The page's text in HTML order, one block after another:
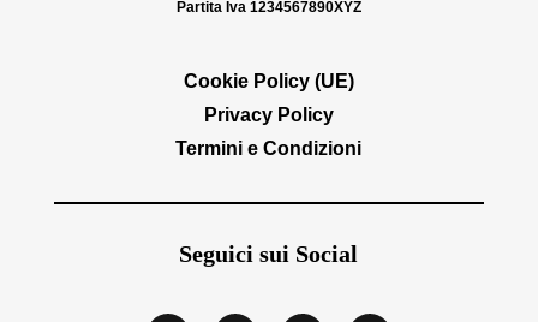
Partita Iva 1234567890XYZ
Cookie Policy (UE)
Privacy Policy
Termini e Condizioni
Seguici sui Social